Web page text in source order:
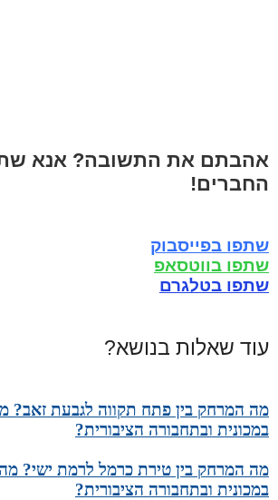
אהבתם את התשובה? אנא
החברים!
שתפו בפייסבוק
שתפו בווטסאפ
שתפו בטלגרם
עוד שאלות בנושא?
מה המרחק בין פתח תקווה לגבעת זאב?
במכונית ובתחבורה הציבורית?
מה המרחק בין טירת כרמל לרמת ישי?
במכונית ובתחבורה הציבורית?